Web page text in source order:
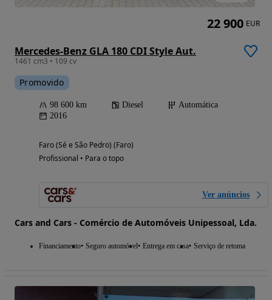
Mercedes-Benz GLA 180 CDI Style Aut.
1461 cm3 • 109 cv
Promovido
98 600 km Diesel
Automática
2016
Faro (Sé e São Pedro) (Faro)
Profissional • Para o topo
Ver anúncios
Cars and Cars - Comércio de Automóveis Unipessoal, Lda.
Financiamento Seguro automóvel Entrega em casa Serviço de retoma
22 900 EUR